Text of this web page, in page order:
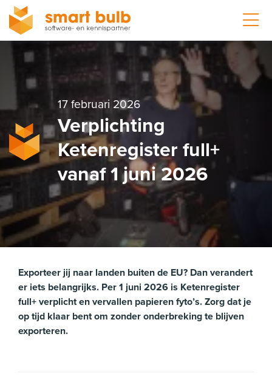
17 februari 2026
Verplichting
Ketenregister full+
vanaf 1 juni 2026
Exporteer jij naar landen buiten de EU? Dan verandert
er iets belangrijks. Per 1 juni 2026 is Ketenregister
full+ verplicht en vervallen papieren fyto’s. Zorg dat je
op tijd klaar bent om zonder onderbreking te blijven
exporteren.